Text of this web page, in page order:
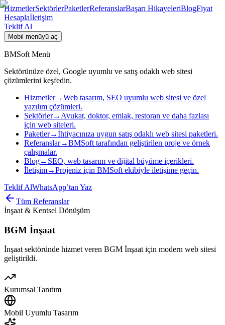
HizmetlerSektörlerPaketlerReferanslarBaşarı HikayeleriBlogFiyat
Hesaplaİletişim
Teklif Al
Mobil menüyü aç
BMSoft Menü
Sektörünüze özel, Google uyumlu ve satış odaklı web sitesi
çözümlerini keşfedin.
Hizmetler→Web tasarım, SEO uyumlu web sitesi ve özel
yazılım çözümleri.
Sektörler→ Avukat, doktor, emlak, restoran ve daha fazlası
için web siteleri.
Paketler→İhtiyacınıza uygun satış odaklı web sitesi paketleri.
Referanslar→BMSoft tarafından geliştirilen proje ve örnek
çalışmalar.
Blog→ SEO, web tasarım ve dijital büyüme içerikleri.
İletişim→Projeniz için BMSoft ekibiyle iletişime geçin.
Teklif AlWhatsApp’tan Yaz
Tüm Referanslar
İnşaat & Kentsel Dönüşüm
BGM İnşaat
İnşaat sektöründe hizmet veren BGM İnşaat için modern web sitesi
geliştirildi.
Kurumsal Tanıtım
Mobil Uyumlu Tasarım